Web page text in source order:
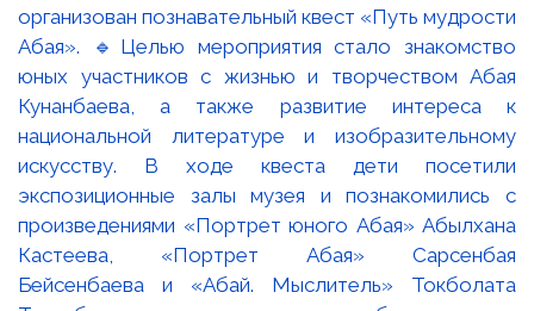
организован познавательный квест «Путь мудрости
Абая». 🔹Целью мероприятия стало знакомство
юных участников с жизнью и творчеством Абая
Кунанбаева, а также развитие интереса к
национальной литературе и изобразительному
искусству. В ходе квеста дети посетили
экспозиционные залы музея и познакомились с
произведениями «Портрет юного Абая» Абылхана
Кастеева, «Портрет Абая» Сарсенбая
Бейсенбаева и «Абай. Мыслитель» Токболата